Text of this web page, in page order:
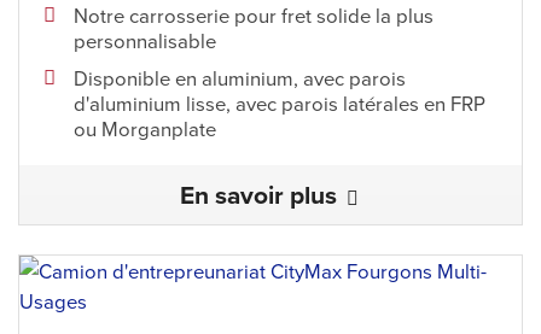
Notre carrosserie pour fret solide la plus
personnalisable
Disponible en aluminium, avec parois
d'aluminium lisse, avec parois latérales en FRP
ou Morganplate
En savoir plus